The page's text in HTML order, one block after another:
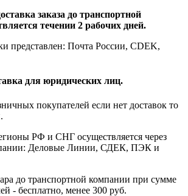
заказа до транспортной
течении 2 рабочих дней.
представлен: Почта России, CDEK,
для юридических лиц.
покупателей если нет доставок то
РФ и СНГ осуществляется через
Деловые Линии, СДЕК, ПЭК и
до транспортной компании при сумме
- бесплатно, менее 300 руб.